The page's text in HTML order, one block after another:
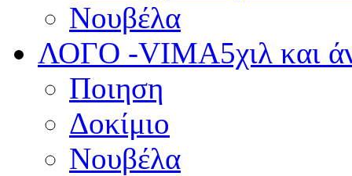
Νουβέλα
ΛΟΓΟ -VIMA5χιλ και
Ποιηση
Δοκίμιο
Νουβέλα